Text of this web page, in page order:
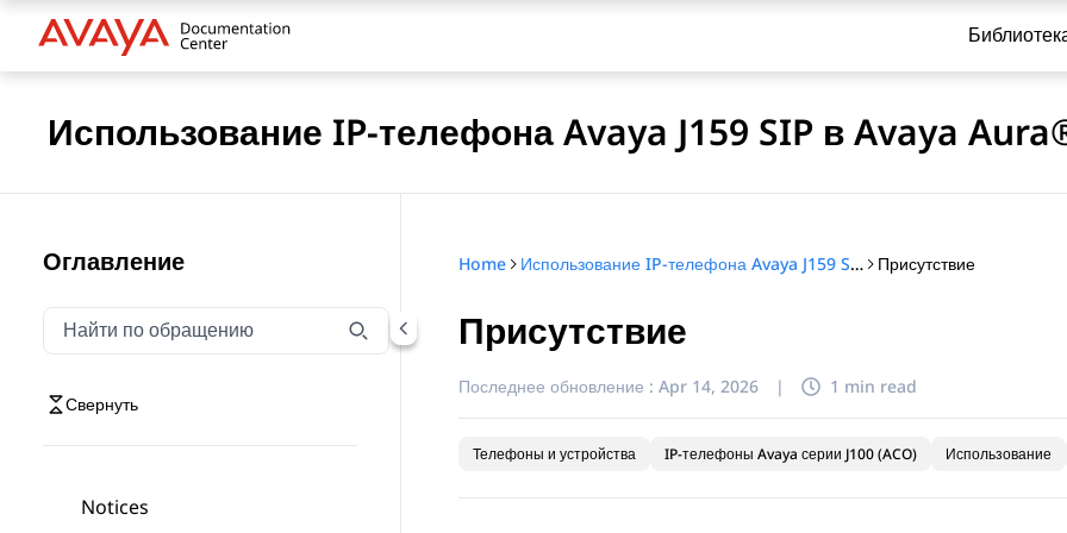
Использование IP-телефона Avaya J159 SIP в Avaya
Оглавление
Фильтровать навигацию по обращению
Введите текст для фильтрации элементов навигации по обращению
Свернуть
Notices
Home Использование IP-телефона Avaya J159 SIP в Avaya Aura® Присутствие
Присутствие
Последнее обновление : Apr 14, 2026 | 1 min read
Телефоны и устройства IP-телефоны Avaya серии J100 (ACO) Использование